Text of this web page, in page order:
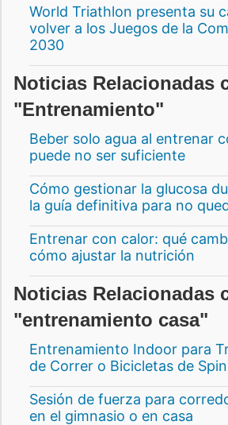
World Triathlon presenta su
volver a los Juegos de la
2030
Noticias Relacionadas
"Entrenamiento"
Beber solo agua al entrenar
puede no ser suficiente
Cómo gestionar la glucosa
la guía definitiva para no
Entrenar con calor: qué
cómo ajustar la nutrición
Noticias Relacionadas
"entrenamiento casa"
Entrenamiento Indoor para
de Correr o Bicicletas de
Sesión de fuerza para
en el gimnasio o en casa